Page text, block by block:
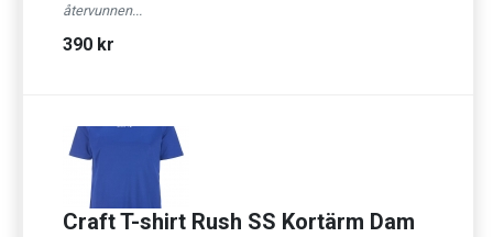
återvunnen...
390 kr
Craft T-shirt Rush SS Kortärm Dam